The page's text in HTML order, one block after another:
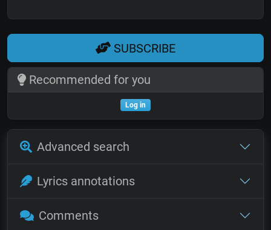
SUBSCRIBE
Recommended for you
Log in
Advanced search
Lyrics annotations
Comments